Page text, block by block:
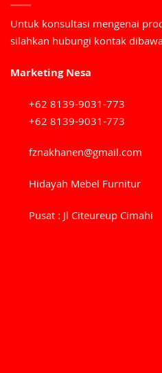
Untuk konsultasi mengenai
silahkan hubungi kontak
Marketing Nesa
+62 8139-9031-773
+62 8139-9031-773
fznakhanen@gmail.com
Hidayah Mebel Furnitur
Pusat : Jl Citeureup Cimahi